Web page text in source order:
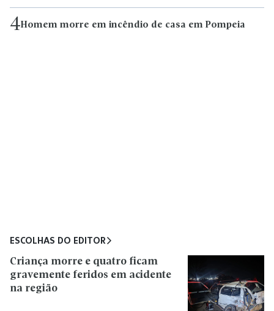
4Homem morre em incêndio de casa em Pompeia
ESCOLHAS DO EDITOR
Criança morre e quatro ficam
gravemente feridos em acidente
na região